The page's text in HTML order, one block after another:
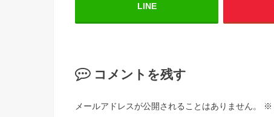
LINE
コメントを残す
メールアドレスが公開されることはありません。 ※